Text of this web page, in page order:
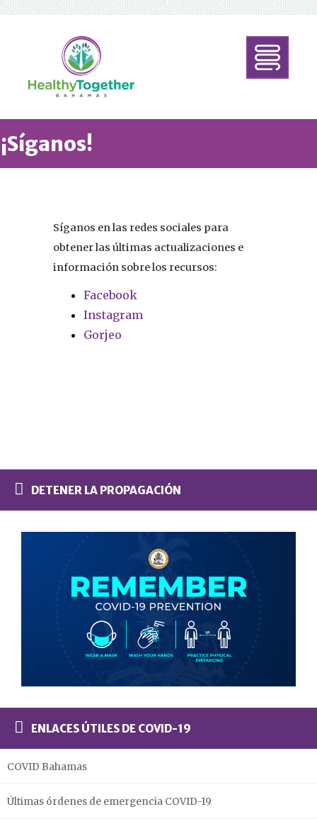
¡Síganos!
Síganos en las redes sociales para
obtener las últimas actualizaciones e
información sobre los recursos:
Facebook
Instagram
Gorjeo
DETENER LA PROPAGACIÓN
ENLACES ÚTILES DE COVID-19
COVID Bahamas
Últimas órdenes de emergencia COVID-19